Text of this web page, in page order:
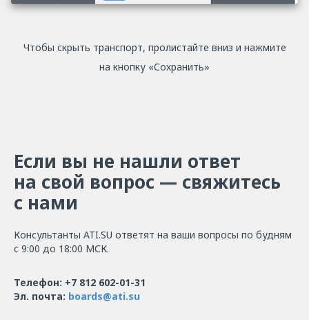
Чтобы скрыть транспорт, пролистайте вниз и нажмите
на кнопку «Сохранить»
Если вы не нашли ответ
на свой вопрос — свяжитесь
с нами
Консультанты ATI.SU ответят на ваши вопросы по будням
с 9:00 до 18:00 МСК.
Телефон: +7 812 602-01-31
Эл. почта: boards@ati.su